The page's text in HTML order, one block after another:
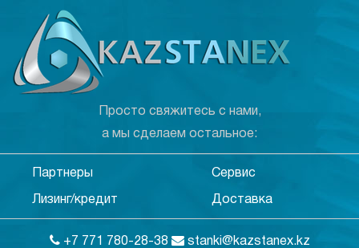
Просто свяжитесь с нами,
а мы сделаем остальное:
Партнеры Сервис
Лизинг/кредит Доставка
+7 771 780-28-38 stanki@kazstanex.kz